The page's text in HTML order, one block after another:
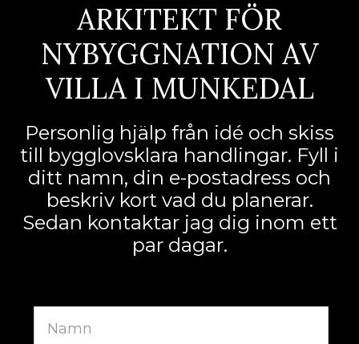
ARKITEKT FÖR
NYBYGGNATION AV
VILLA I MUNKEDAL
Personlig hjälp från idé och skiss
till bygglovsklara handlingar. Fyll i
ditt namn, din e-postadress och
beskriv kort vad du planerar.
Sedan kontaktar jag dig inom ett
par dagar.